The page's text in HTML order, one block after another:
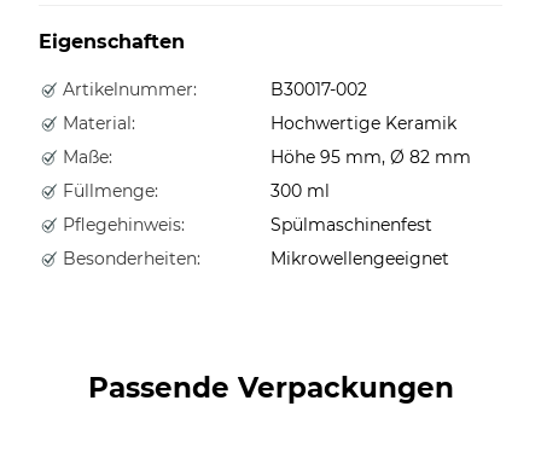
Eigenschaften
Artikelnummer:
B30017-002
Material:
Hochwertige Keramik
Maße:
Höhe 95 mm, Ø 82 mm
Füllmenge:
300 ml
Pflegehinweis:
Spülmaschinenfest
Besonderheiten:
Mikrowellengeeignet
Passende Verpackungen